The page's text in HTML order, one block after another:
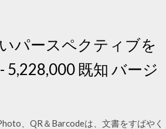
パースペクティブを
既知 バージ
、QR＆Barcodeは、文書をすばやく